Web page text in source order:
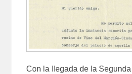
Con la llegada de la